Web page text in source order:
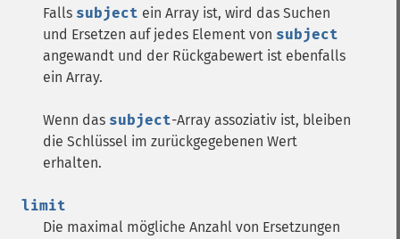
Falls subject ein Array ist, wird das Suchen
und Ersetzen auf jedes Element von subject
angewandt und der Rückgabewert ist ebenfalls
ein Array.
Wenn das subject-Array assoziativ ist, bleiben
die Schlüssel im zurückgegebenen Wert
erhalten.
limit
Die maximal mögliche Anzahl von Ersetzungen